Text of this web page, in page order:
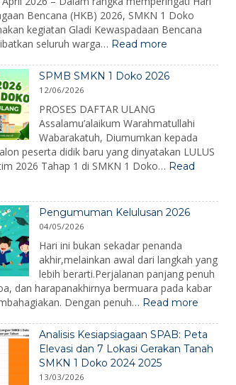
Menumbuhkan
Semangat
Belajar
Bencana (HKB) 2026, SMKN 1 Doko
kegiatan Gladi Kewaspadaan Bencana
seluruh warga… Read more:
1
Doko
Kewaspadaan
Bencana
dalam
Peringatan
Hari
2026
SPMB SMKN 1 Doko 2026
12/06/2026
PROSES DAFTAR ULANG
Assalamu’alaikum Warahmatullahi
Wabarakatuh, Diumumkan kepada
peserta didik baru yang dinyatakan LULUS
2026 Tahap 1 di SMKN 1 Doko… Read
Pengumuman Kelulusan 2026
04/05/2026
Hari ini bukan sekadar penanda
akhir,melainkan awal dari langkah yang
lebih berarti.Perjalanan panjang penuh
dan harapanakhirnya bermuara pada kabar
Dengan penuh… Read more:
2026
Analisis Kesiapsiagaan SPAB: Peta
Elevasi dan 7 Lokasi Gerakan Tanah
SMKN 1 Doko 2024 2025
13/03/2026